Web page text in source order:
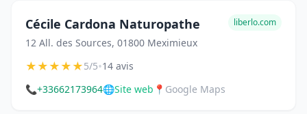
Cécile Cardona Naturopathe
12 All. des Sources, 01800 Meximieux
liberlo.com
★★★★★5/5•14 avis
📞+33662173964🌐Site web 📍 Google Maps